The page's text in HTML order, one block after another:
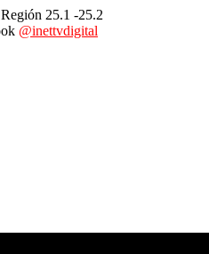
25.1 -25.2
@inettvdigital